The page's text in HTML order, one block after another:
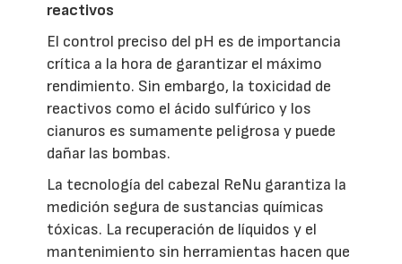
reactivos
El control preciso del pH es de importancia
crítica a la hora de garantizar el máximo
rendimiento. Sin embargo, la toxicidad de
reactivos como el ácido sulfúrico y los
cianuros es sumamente peligrosa y puede
dañar las bombas.
La tecnología del cabezal ReNu garantiza la
medición segura de sustancias químicas
tóxicas. La recuperación de líquidos y el
mantenimiento sin herramientas hacen que